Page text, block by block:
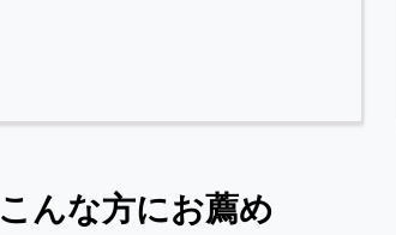
こんな方にお薦め